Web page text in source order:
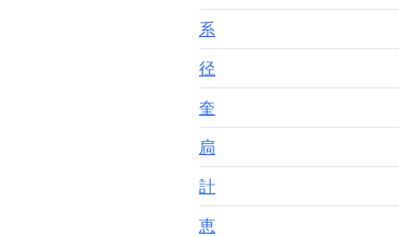
系
径
奎
扃
計
恵